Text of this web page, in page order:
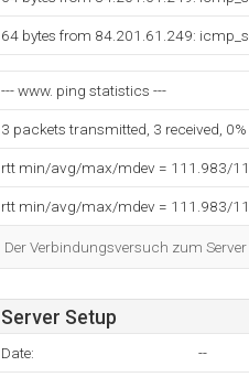
64 bytes from 84.201.61.249:
--- www. ping statistics ---
3 packets transmitted, 3 received,
rtt min/avg/max/mdev = 111.983/
rtt min/avg/max/mdev = 111.983/
Der Verbindungsversuch zum
Server Setup
Date: --